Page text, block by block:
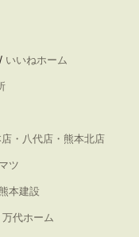
/ いいねホーム
・八代店・熊本北店
ツ
本建設
万代ホーム